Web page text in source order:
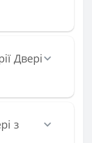
Двері
з